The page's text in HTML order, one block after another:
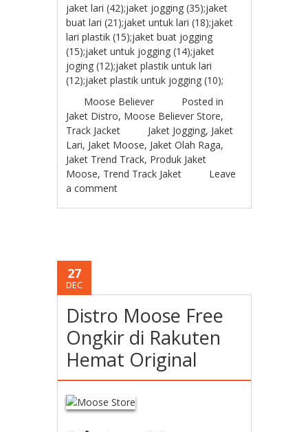
jaket lari (42);jaket jogging (35);jaket
buat lari (21);jaket untuk lari (18);jaket
lari plastik (15);jaket buat jogging
(15);jaket untuk jogging (14);jaket
joging (12);jaket plastik untuk lari
(12);jaket plastik untuk jogging (10);
Moose Believer
Posted in
Jaket Distro, Moose Believer Store,
Track Jacket
Jaket Jogging, Jaket
Lari, Jaket Moose, Jaket Olah Raga,
Jaket Trend Track, Produk Jaket
Moose, Trend Track Jaket
Leave
a comment
27
DEC
Distro Moose Free
Ongkir di Rakuten
Hemat Original